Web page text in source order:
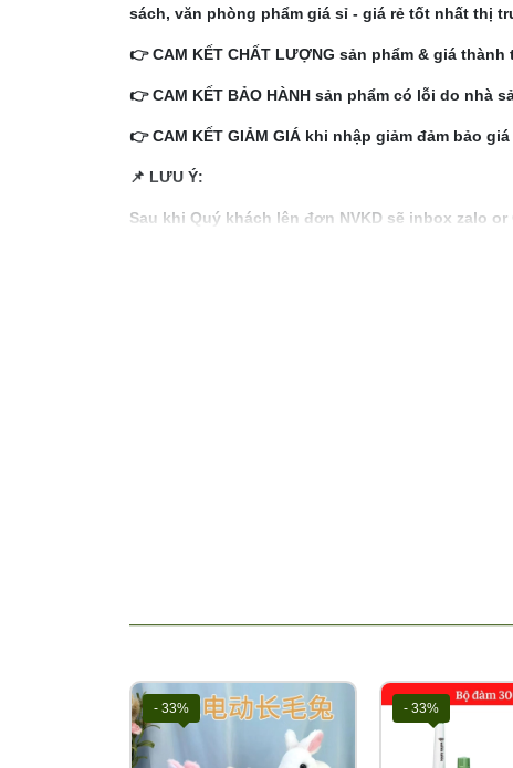
sách, văn phòng phẩm giá sỉ - giá rẻ tốt nhất thị
👉 CAM KẾT CHẤT LƯỢNG sản phẩm & giá
👉 CAM KẾT BẢO HÀNH sản phẩm có lỗi do nhà
👉 CAM KẾT GIẢM GIÁ khi nhập giảm đảm bảo
📌 LƯU Ý:
Sau khi Quý khách lên đơn NVKD sẽ inbox zalo
Hàng thiếu thừa, lỗi do nhà sản xuất kho sẽ bảo
- 33% - 33%